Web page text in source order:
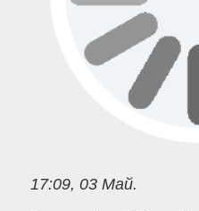
17:09, 03 Май.